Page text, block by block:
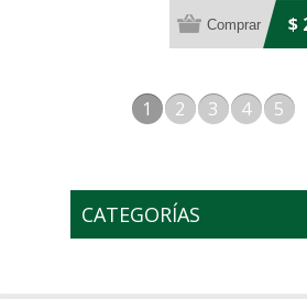
$
1 2 3 4 5
CATEGORÍAS